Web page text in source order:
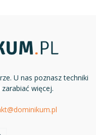
U nas poznasz techniki
więcej.